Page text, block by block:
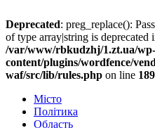
Deprecated: preg_replace():
of type array|string is deprecated
/var/www/rbkudzhj/1.zt.ua/wp-
content/plugins/wordfence/
waf/src/lib/rules.php on line
Місто
Політика
Область